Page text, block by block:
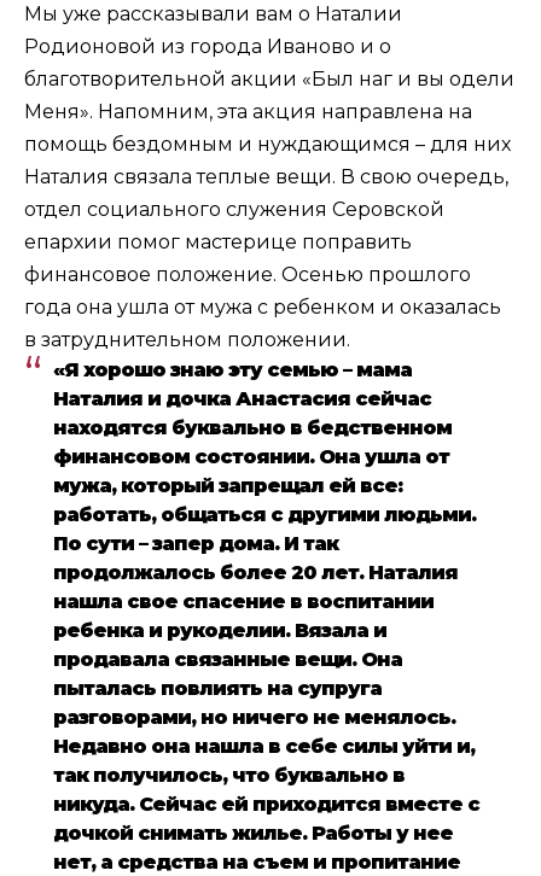
Мы уже рассказывали вам о Наталии
Родионовой из города Иваново и о
благотворительной акции «Был наг и вы одели
Меня». Напомним, эта акция направлена на
помощь бездомным и нуждающимся – для них
Наталия связала теплые вещи. В свою очередь,
отдел социального служения Серовской
епархии помог мастерице поправить
финансовое положение. Осенью прошлого
года она ушла от мужа с ребенком и оказалась
в затруднительном положении.
«Я хорошо знаю эту семью – мама
Наталия и дочка Анастасия сейчас
находятся буквально в бедственном
финансовом состоянии. Она ушла от
мужа, который запрещал ей все:
работать, общаться с другими людьми.
По сути – запер дома. И так
продолжалось более 20 лет. Наталия
нашла свое спасение в воспитании
ребенка и рукоделии. Вязала и
продавала связанные вещи. Она
пыталась повлиять на супруга
разговорами, но ничего не менялось.
Недавно она нашла в себе силы уйти и,
так получилось, что буквально в
никуда. Сейчас ей приходится вместе с
дочкой снимать жилье. Работы у нее
нет, а средства на съем и пропитание